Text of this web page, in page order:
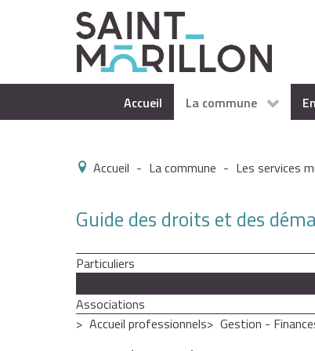
Accueil La commune
Accueil - La commune - Les services
Guide des droits et des
Particuliers
Associations
Accueil professionnels
Gestion -